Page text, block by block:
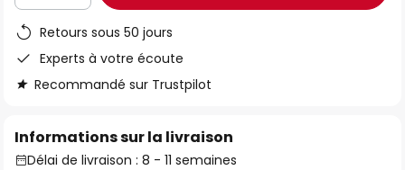
Retours sous 50 jours
Experts à votre écoute
Recommandé sur Trustpilot
Informations sur la livraison
Délai de livraison : 8 - 11 semaines